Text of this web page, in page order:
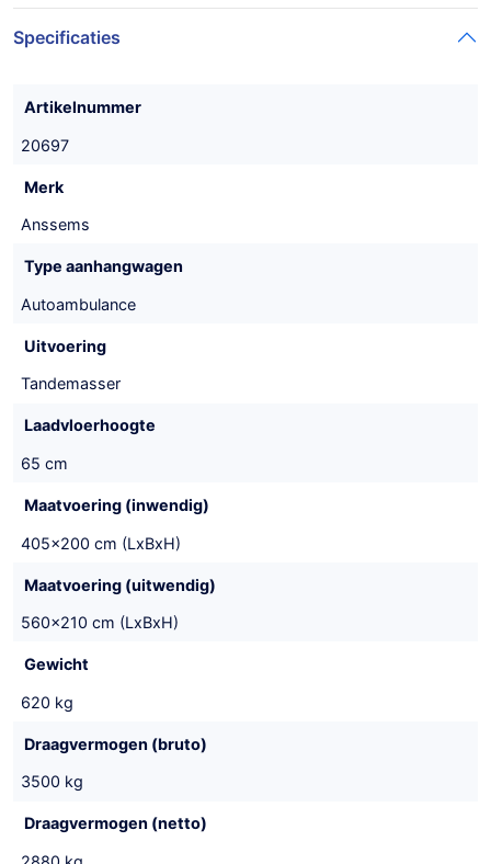
Specificaties
Artikelnummer
20697
Merk
Anssems
Type aanhangwagen
Autoambulance
Uitvoering
Tandemasser
Laadvloerhoogte
65 cm
Maatvoering (inwendig)
405x200 cm (LxBxH)
Maatvoering (uitwendig)
560x210 cm (LxBxH)
Gewicht
620 kg
Draagvermogen (bruto)
3500 kg
Draagvermogen (netto)